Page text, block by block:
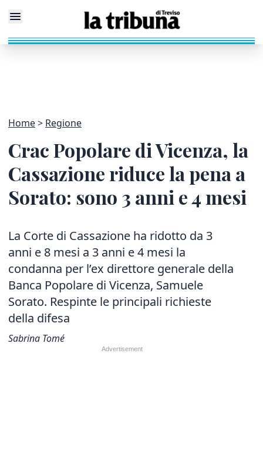
Home Regione
Crac Popolare di Vicenza, la
Cassazione riduce la pena a
Sorato: sono 3 anni e 4 mesi
La Corte di Cassazione ha ridotto da 3
anni e 8 mesi a 3 anni e 4 mesi la
condanna per l’ex direttore generale della
Banca Popolare di Vicenza, Samuele
Sorato. Respinte le principali richieste
della difesa
Sabrina Tomé